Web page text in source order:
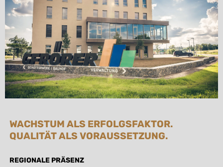
WACHSTUM ALS ERFOLGSFAKTOR.
QUALITÄT ALS VORAUSSETZUNG.
REGIONALE PRÄSENZ